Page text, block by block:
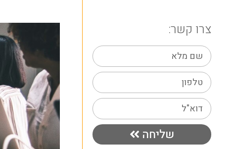
צרו קשר:
שליחה